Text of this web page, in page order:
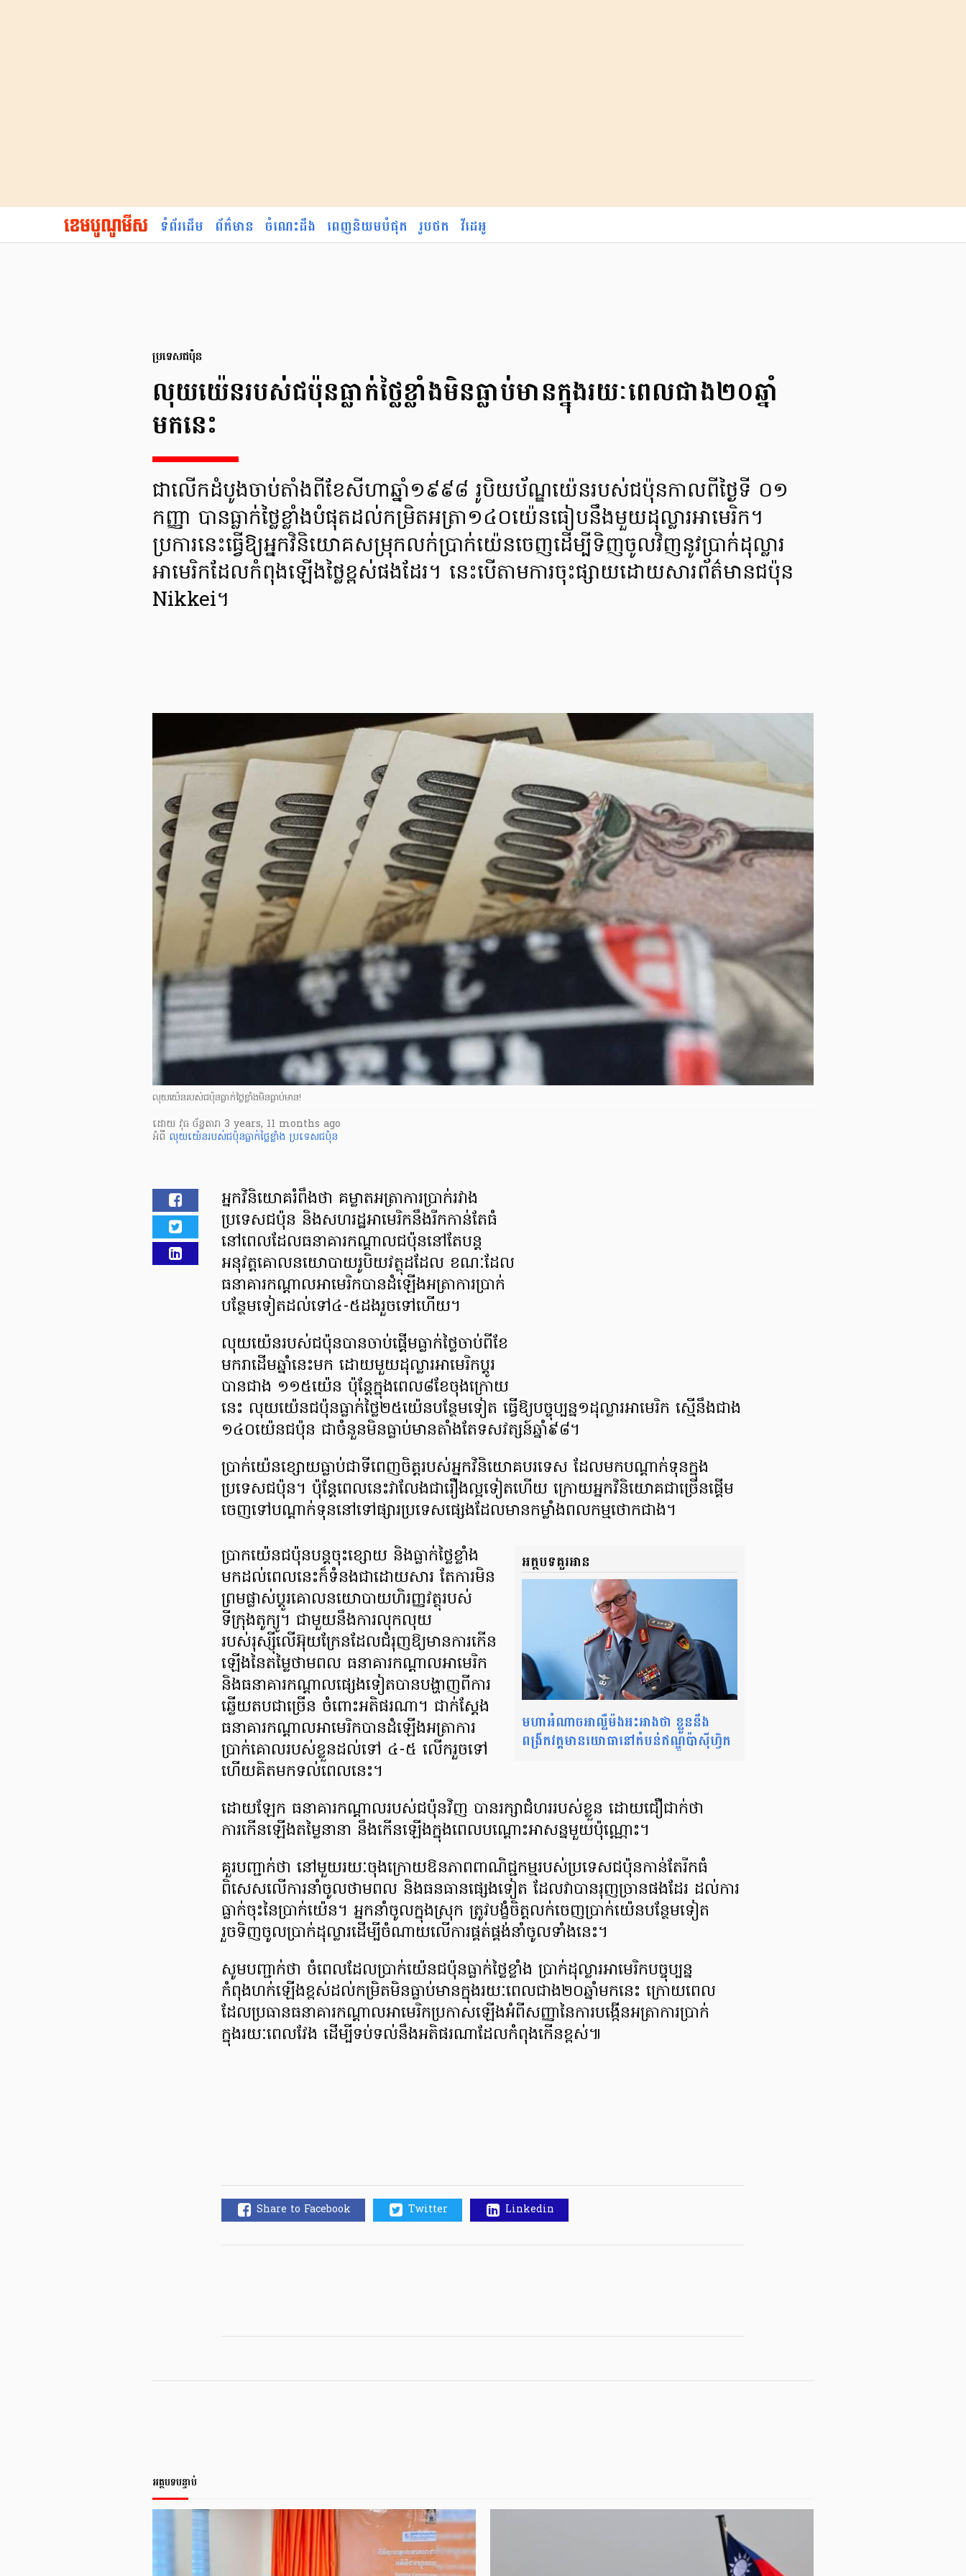
ទំព័រដើម ព័ត៌មាន ចំណេះដឹង ពេញនិយមបំផុត រូបថត វីដេអូ
ប្រទេសជប៉ុន
លុយយ៉េនរបស់ជប៉ុនធ្លាក់ថ្លៃខ្លាំងមិនធ្លាប់មានក្នុងរយៈពេលជាង២០ឆ្នាំ
មកនេះ
ជាលើកដំបូងចាប់តាំងពីខែសីហាឆ្នាំ១៩៩៨ រូបិយប័ណ្ឌយ៉េនរបស់ជប៉ុនកាលពីថ្ងៃទី ០១
កញ្ញា បានធ្លាក់ថ្លៃខ្លាំងបំផុតដល់កម្រិតអត្រា១៤០យ៉េនធៀបនឹងមួយដុល្លារអាមេរិក។
ប្រការនេះធ្វើឱ្យអ្នកវិនិយោគសម្រុកលក់ប្រាក់យ៉េនចេញដើម្បីទិញចូលវិញនូវប្រាក់ដុល្លារ
អាមេរិកដែលកំពុងឡើងថ្លៃខ្ពស់ផងដែរ។ នេះបើតាមការចុះផ្សាយដោយសារព័ត៌មានជប៉ុន
Nikkei។
លុយយ៉េនរបស់ជប៉ុនធ្លាក់ថ្លៃខ្លាំងមិនធ្លាប់មាន!
ដោយ វុធ ច័ន្ទតារា 3 years, 11 months ago
អំពី លុយយ៉េនរបស់ជប៉ុនធ្លាក់ថ្លៃខ្លាំង ប្រទេសជប៉ុន
អ្នកវិនិយោគរំពឹងថា គម្លាតអត្រាការប្រាក់រវាង
ប្រទេសជប៉ុន និងសហរដ្ឋអាមេរិកនឹងរីកកាន់តែធំ
នៅពេលដែលធនាគារកណ្តាល​ជប៉ុននៅតែបន្ត​
អនុវត្ត​គោលនយោបាយរូបិយវត្ថុ​ដដែល ខណៈដែល
ធនាគារកណ្តាលអាមេរិក​បានដំឡើងអត្រាការប្រាក់
បន្ថែមទៀត​ដល់ទៅ៤-៥ដងរួចទៅហើយ។
លុយយ៉េនរបស់ជប៉ុន​បានចាប់ផ្តើមធ្លាក់ថ្លៃ​ចាប់ពីខែ
មករាដើមឆ្នាំនេះមក ដោយមួយដុល្លារអាមេរិកប្តូរ​
បានជាង ១១៥យ៉េន ប៉ុន្តែក្នុងពេល៨ខែចុងក្រោយ
នេះ លុយយ៉េនជប៉ុនធ្លាក់ថ្លៃ២៥យ៉េនបន្ថែមទៀត ធ្វើឱ្យបច្ចុប្បន្ន១ដុល្លារអាមេរិក ស្មើនឹងជាង
១៤០យ៉េនជប៉ុន ជាចំនួនមិនធ្លាប់មានតាំងតែទសវត្សន៍ឆ្នាំ៩៨។
ប្រាក់យ៉េនខ្សោយធ្លាប់ជាទីពេញចិត្តរបស់អ្នកវិនិយោគបរទេស ដែលមកបណ្តាក់ទុនក្នុង
ប្រទេសជប៉ុន។ ប៉ុន្តែពេលនេះវាលែងជារឿងល្អទៀតហើយ ក្រោយអ្នកវិនិយោគជាច្រើនផ្តើម
ចេញ​ទៅបណ្តាក់ទុននៅទៅផ្សារប្រទេសផ្សេង​ដែលមានកម្លាំងពលកម្មថោកជាង។
អត្ថបទគួរអាន
មហាអំណាចអាល្លឺម៉ងអះអាងថា ខ្លួននឹង
ពង្រីកវត្តមានយោធានៅតំបន់ឥណ្ឌូប៉ាស៊ីហ្វិក
ប្រាកយ៉េនជប៉ុនបន្តចុះខ្សោយ និងធ្លាក់ថ្លៃខ្លាំង
មកដល់ពេលនេះក៏​ទំនងជាដោយសារ តែការមិន
ព្រមផ្លាស់​ប្តូរ​គោលនយោបាយហិរញ្ញវត្ថុរបស់
ទីក្រុងតូក្យូ។ ជាមួយនឹងការលុកលុយ
របស់រុស្ស៊ីលើអ៊ុយក្រែនដែលជំរុញឱ្យមានការកើន
ឡើងនៃតម្លៃថាមពល ធនាគារកណ្តាលអាមេរិក
និងធនាគារកណ្តាលផ្សេងទៀតបានបង្ហាញពីការ
ឆ្លើយតប​ជាច្រើន ចំពោះអតិផរណា។ ជាក់ស្តែង
ធនាគារកណ្តាលអាមេរិកបានដំឡើង​អត្រាការ
ប្រាក់គោលរបស់ខ្លួនដល់ទៅ ៤-៥ លើករួចទៅ
ហើយគិតមកទល់ពេលនេះ។
ដោយឡែក ធនាគារកណ្តាលរបស់ជប៉ុនវិញ បានរក្សាជំហររបស់ខ្លួន​ ដោយជឿជាក់ថា
ការកើនឡើងតម្លៃនានា នឹងកើនឡើងក្នុងពេលបណ្តោះអាសន្នមួយប៉ុណ្ណោះ។
គួរបញ្ជាក់ថា នៅមួយរយៈចុងក្រោយឱនភាពពាណិជ្ជកម្មរបស់ប្រទេសជប៉ុនកាន់តែរីកធំ
ពិសេសលើការនាំចូលថាមពល និងធនធានផ្សេងទៀត ដែលវាបានរុញច្រានផងដែរ ដល់ការ
ធ្លាក់ចុះនៃប្រាក់យ៉េន។ អ្នក​នាំ​ចូលក្នុងស្រុក ​ត្រូវបង្ខំចិត្ត​លក់ចេញ​ប្រាក់​យ៉េន​បន្ថែម​ទៀត​
រួចទិញចូល​ប្រាក់​ដុល្លារ​ដើម្បី​ចំណាយ​លើ​ការ​ផ្គត់ផ្គង់​នាំចូលទាំង​នេះ។
សូមបញ្ជាក់ថា ចំពេលដែល​ប្រាក់យ៉េនជប៉ុន​ធ្លាក់ថ្លៃខ្លាំង ប្រាក់ដុល្លារអាមេរិក​បច្ចុប្បន្ន
កំពុងហក់ឡើងខ្ពស់​ដល់​កម្រិតមិនធ្លាប់មាន​ក្នុងរយៈពេល​ជាង២០ឆ្នាំមកនេះ ក្រោយពេល
ដែលប្រធានធនាគារកណ្ដាល​អាមេរិក​ប្រកាសឡើងអំពីសញ្ញា​នៃការ​បង្កើនអត្រាការប្រាក់
ក្នុងរយៈពេលវែង ដើម្បីទប់ទល់នឹងអតិផរណា​ដែលកំពុងកើនខ្ពស់៕
Share to Facebook Twitter Linkedin
អត្ថបទបន្ទាប់